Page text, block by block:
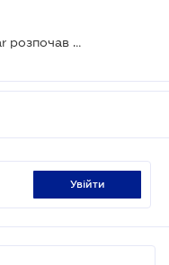
Турецький виробник дронів Baykar розпочав будівництво заводу в Україні
увійти